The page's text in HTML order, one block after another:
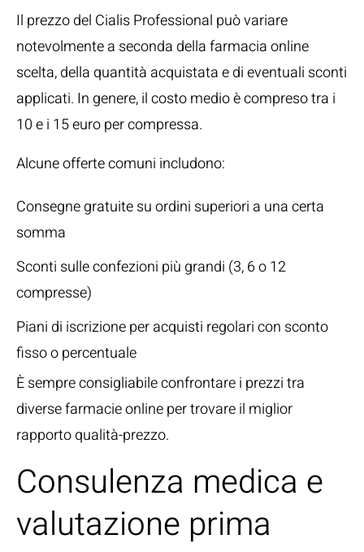
Il prezzo del Cialis Professional può variare
notevolmente a seconda della farmacia online
scelta, della quantità acquistata e di eventuali sconti
applicati. In genere, il costo medio è compreso tra i
10 e i 15 euro per compressa.
Alcune offerte comuni includono:
Consegne gratuite su ordini superiori a una certa
somma
Sconti sulle confezioni più grandi (3, 6 o 12
compresse)
Piani di iscrizione per acquisti regolari con sconto
fisso o percentuale
È sempre consigliabile confrontare i prezzi tra
diverse farmacie online per trovare il miglior
rapporto qualità-prezzo.
Consulenza medica e
valutazione prima